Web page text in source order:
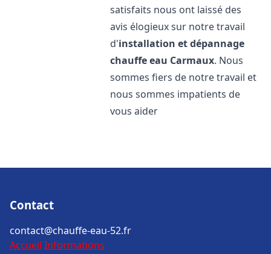
satisfaits nous ont laissé des
avis élogieux sur notre travail
d'installation et dépannage
chauffe eau Carmaux. Nous
sommes fiers de notre travail et
nous sommes impatients de
vous aider
Contact
contact@chauffe-eau-52.fr
Accueil Informations